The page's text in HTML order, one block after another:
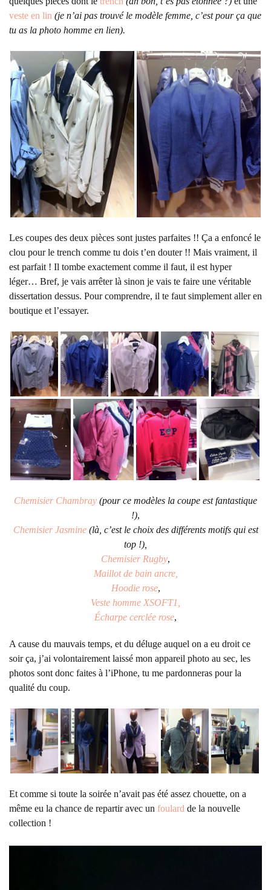
veste en lin (je n’ai pas trouvé le modèle femme, c’est pour ça que
tu as la photo homme en lien).
Les coupes des deux pièces sont justes parfaites !! Ça a enfoncé le
clou pour le trench comme tu dois t’en douter !! Mais vraiment, il
est parfait ! Il tombe exactement comme il faut, il est hyper
léger… Bref, je vais arrêter là sinon je vais te faire une véritable
dissertation dessus. Pour comprendre, il te faut simplement aller en
boutique et l’essayer.
Chemisier Chambray (pour ce modèles la coupe est fantastique
!),
Chemisier Jasmine(là, c’est le choix des différents motifs qui est
top !),
Chemisier Rugby,
Maillot de bain ancre,
Hoodie rose,
Veste homme XSOFT1,
Écharpe cerclée rose,
A cause du mauvais temps, et du déluge auquel on a eu droit ce
soir ça, j’ai volontairement laissé mon appareil photo au sec, les
photos sont donc faites à l’iPhone, tu me pardonneras pour la
qualité du coup.
Et comme si toute la soirée n’avait pas été assez chouette, on a
même eu la chance de repartir avec un foulard de la nouvelle
collection !